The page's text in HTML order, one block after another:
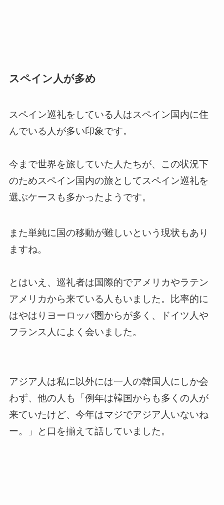
スペイン人が多め
スペイン巡礼をしている人はスペイン国内に住
んでいる人が多い印象です。
今まで世界を旅していた人たちが、この状況下
のためスペイン国内の旅としてスペイン巡礼を
選ぶケースも多かったようです。
また単純に国の移動が難しいという現状もあり
ますね。
とはいえ、巡礼者は国際的でアメリカやラテン
アメリカから来ている人もいました。比率的に
はやはりヨーロッパ圏からが多く、ドイツ人や
フランス人によく会いました。
アジア人は私に以外には一人の韓国人にしか会
わず、他の人も「例年は韓国からも多くの人が
来ていたけど、今年はマジでアジア人いないね
ー。」と口を揃えて話していました。